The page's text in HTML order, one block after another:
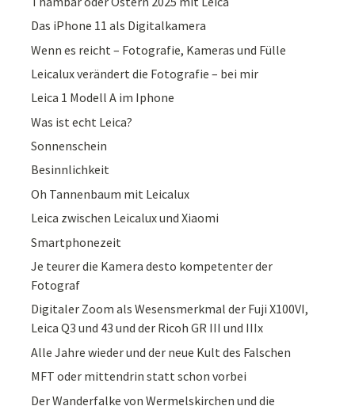
Das iPhone 11 als Digitalkamera
Wenn es reicht – Fotografie, Kameras und Fülle
Leicalux verändert die Fotografie – bei mir
Leica 1 Modell A im Iphone
Was ist echt Leica?
Sonnenschein
Besinnlichkeit
Oh Tannenbaum mit Leicalux
Leica zwischen Leicalux und Xiaomi
Smartphonezeit
Je teurer die Kamera desto kompetenter der
Fotograf
Digitaler Zoom als Wesensmerkmal der Fuji X100VI,
Leica Q3 und 43 und der Ricoh GR III und IIIx
Alle Jahre wieder und der neue Kult des Falschen
MFT oder mittendrin statt schon vorbei
Der Wanderfalke von Wermelskirchen und die